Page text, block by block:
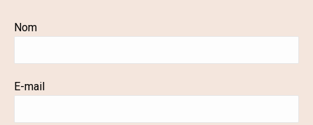
Nom
E-mail